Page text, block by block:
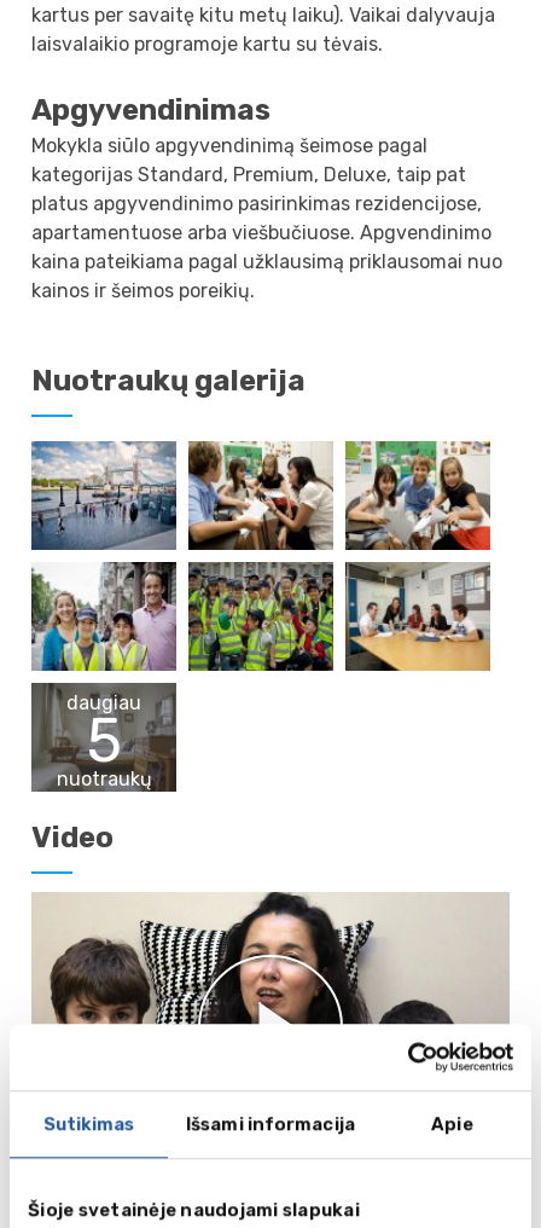
Sutikimas Išsami informacija Apie
Šioje svetainėje naudojami slapukai
kartus per savaitę kitu metų laiku). Vaikai dalyvauja
laisvalaikio programoje kartu su tėvais.
Apgyvendinimas
Mokykla siūlo apgyvendinimą šeimose pagal
kategorijas Standard, Premium, Deluxe, taip pat
platus apgyvendinimo pasirinkimas rezidencijose,
apartamentuose arba viešbučiuose. Apgvendinimo
kaina pateikiama pagal užklausimą priklausomai nuo
kainos ir šeimos poreikių.
Nuotraukų galerija
daugiau
5
nuotraukų
Video
Mokymo programos 6-16 metų